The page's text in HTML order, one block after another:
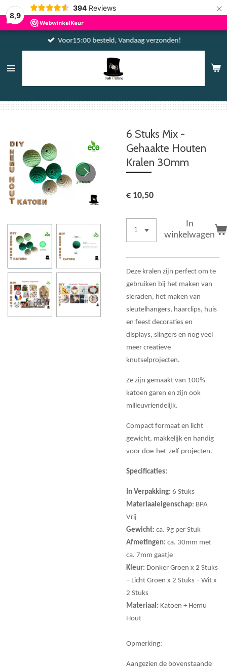
8,9
394 Reviews ×
Voor15:00 besteld, Vandaag verzonden!
6 Stuks Mix -
Gehaakte Houten
Kralen 30mm
€ 10,50
In
winkelwagen
Deze kralen zijn perfect om te
gebruiken bij het maken van
sieraden, het maken van
sleutelhangers, haarclips, huis
en feest decoraties en
displays, slingers en nog veel
meer creatieve
knutselprojecten.
Ze zijn gemaakt van 100%
katoen garen en zijn ook
milieuvriendelijk.
Compact formaat en licht
gewicht, makkelijk en handig
voor doe-het-zelf projecten.
Specificaties:
In Verpakking: 6 Stuks
Materiaaleigenschap: BPA
Vrij
Gewicht: ca. 9g per Stuk
Afmetingen: ca. 30mm met
ca. 7mm gaatje
Kleur: Donker Groen x 2 Stuks
– Licht Groen x 2 Stuks – Wit x
2 Stuks
Materiaal: Katoen + Hemu
Hout
Opmerking:
Aangezien de bovenstaande